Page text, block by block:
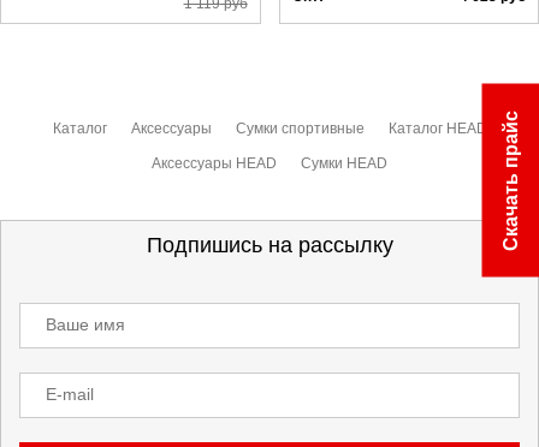
1 119руб
Каталог Аксессуары Сумки спортивные Каталог HEAD
Аксессуары HEAD Сумки HEAD
Подпишись на рассылку
Ваше имя
E-mail
Скачать прайс